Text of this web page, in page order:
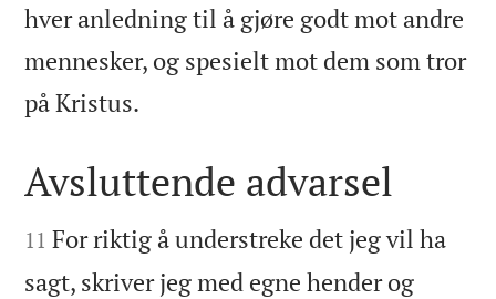
hver anledning til å gjøre godt mot andre
mennesker, og spesielt mot dem som tror
på Kristus.

Avsluttende advarsel

11 For riktig å understreke det jeg vil ha
sagt, skriver jeg med egne hender og